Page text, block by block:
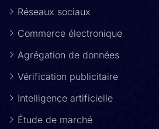
Réseaux sociaux
Commerce électronique
Agrégation de données
Vérification publicitaire
Intelligence artificielle
Étude de marché